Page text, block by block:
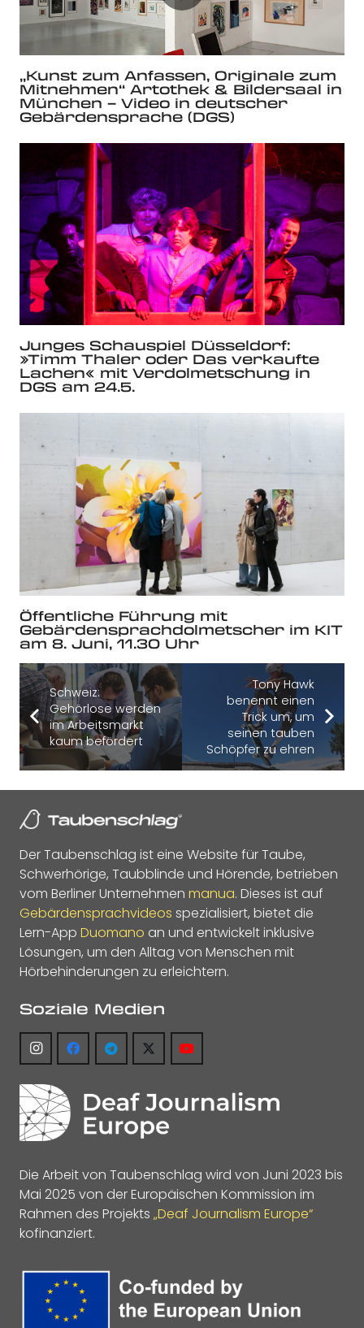
„Kunst zum Anfassen, Originale zum
Mitnehmen“ Artothek & Bildersaal in
München – Video in deutscher
Gebärdensprache (DGS)
Junges Schauspiel Düsseldorf:
»Timm Thaler oder Das verkaufte
Lachen« mit Verdolmetschung in
DGS am 24.5.
Öffentliche Führung mit
Gebärdensprachdolmetscher im KIT
am 8. Juni, 11.30 Uhr
Schweiz:
Gehörlose werden
im Arbeitsmarkt
kaum befördert
Tony Hawk
benennt einen
Trick um, um
seinen tauben
Schöpfer zu ehren
Der Taubenschlag ist eine Website für Taube,
Schwerhörige, Taubblinde und Hörende, betrieben
vom Berliner Unternehmen manua. Dieses ist auf
Gebärdensprachvideos spezialisiert, bietet die
Lern-App Duomano an und entwickelt inklusive
Lösungen, um den Alltag von Menschen mit
Hörbehinderungen zu erleichtern.
Soziale Medien
Die Arbeit von Taubenschlag wird von Juni 2023 bis
Mai 2025 von der Europäischen Kommission im
Rahmen des Projekts „Deaf Journalism Europe“
kofinanziert.